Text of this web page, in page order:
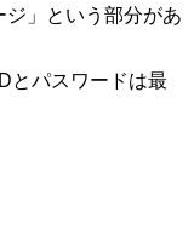
」という部分があ
とパスワードは最